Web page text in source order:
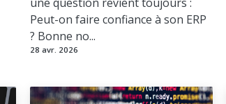
Peut-on faire confiance à son ERP
? Bonne no...
28 avr. 2026